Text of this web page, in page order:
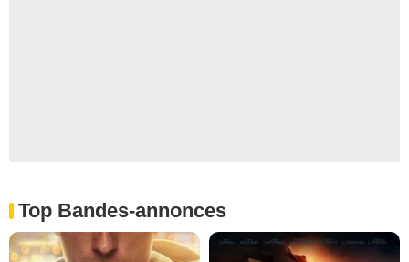
Top Bandes-annonces